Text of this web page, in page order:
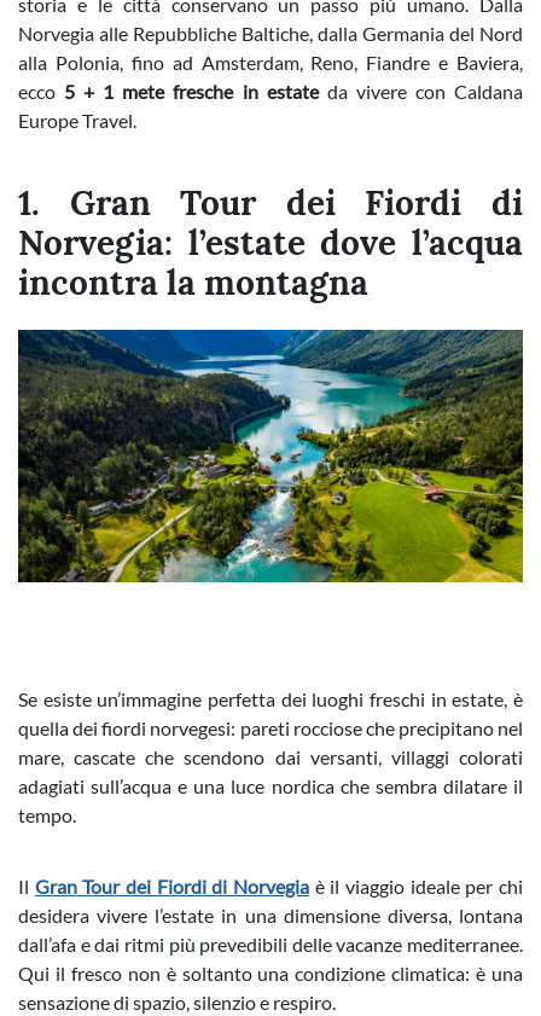
Norvegia alle Repubbliche Baltiche, dalla Germania del Nord
alla Polonia, fino ad Amsterdam, Reno, Fiandre e Baviera,
ecco 5 + 1 mete fresche in estateda vivere con Caldana
Europe Travel.
1. Gran Tour dei Fiordi di
Norvegia: l’estate dove l’acqua
incontra la montagna
Se esiste un’immagine perfetta dei luoghi freschi in estate, è
quella dei fiordi norvegesi: pareti rocciose che precipitano nel
mare, cascate che scendono dai versanti, villaggi colorati
adagiati sull’acqua e una luce nordica che sembra dilatare il
tempo.
Il Gran Tour dei Fiordi di Norvegia è il viaggio ideale per chi
desidera vivere l’estate in una dimensione diversa, lontana
dall’afa e dai ritmi più prevedibili delle vacanze mediterranee.
Qui il fresco non è soltanto una condizione climatica: è una
sensazione di spazio, silenzio e respiro.